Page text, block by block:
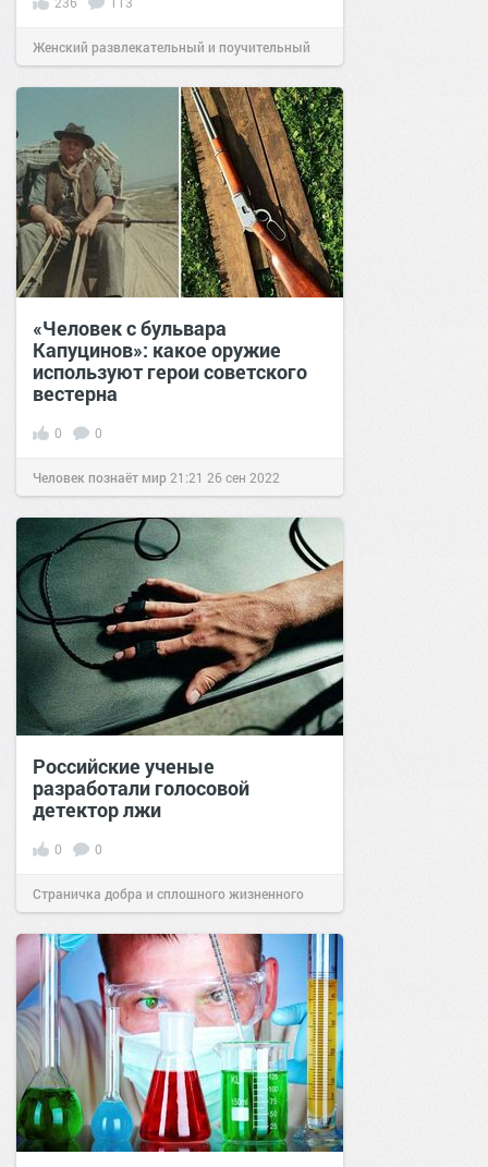
Женский развлекательный и поучительный
сайт.17:0625 мар 2020
«Человек с бульвара
Капуцинов»: какое оружие
используют герои советского
вестерна
0 0
Человек познаёт мир 21:21 26 сен 2022
Российские ученые
разработали голосовой
детектор лжи
0 0
Страничка добра и сплошного жизненного
позитива!12:2222 окт 2021